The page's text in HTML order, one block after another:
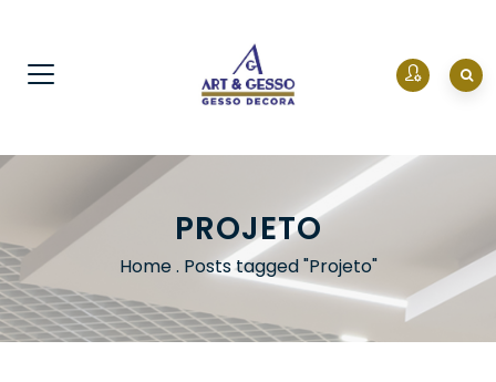
PROJETO
Home. Posts tagged "Projeto"